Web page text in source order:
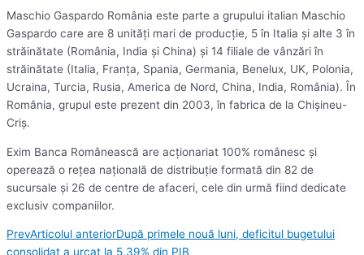
Maschio Gaspardo România este parte a grupului italian Maschio
Gaspardo care are 8 unităţi mari de producţie, 5 în Italia şi alte 3 în
străinătate (România, India şi China) şi 14 filiale de vânzări în
străinătate (Italia, Franţa, Spania, Germania, Benelux, UK, Polonia,
Ucraina, Turcia, Rusia, America de Nord, China, India, România). În
România, grupul este prezent din 2003, în fabrica de la Chişineu-
Criş.
Exim Banca Românească are acţionariat 100% românesc şi
operează o reţea naţională de distribuţie formată din 82 de
sucursale şi 26 de centre de afaceri, cele din urmă fiind dedicate
exclusiv companiilor.
PrevArticolul anteriorDupă primele nouă luni, deficitul bugetului
consolidat a urcat la 5,39% din PIB